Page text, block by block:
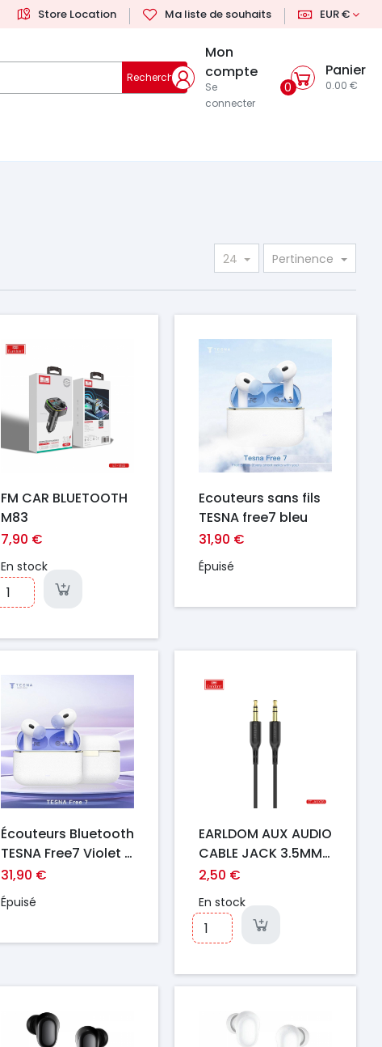
Store Location Ma liste de souhaits EUR €
Rechercher
Mon
compte
Se
connecter
0
Panier
0.00 €
24 Pertinence
Prix
FM CAR BLUETOOTH
M83
7,90 €
En stock
Prix
Ecouteurs sans fils
TESNA free7 bleu
31,90 €
Épuisé
Prix
Écouteurs Bluetooth
TESNA Free7 Violet -
ANC, Bluetooth 5.4
et Autonomie
Longue Durée
31,90 €
Épuisé
Prix
EARLDOM AUX AUDIO
CABLE JACK 3.5MM
ET-AUX08 NOIR
2,50 €
En stock